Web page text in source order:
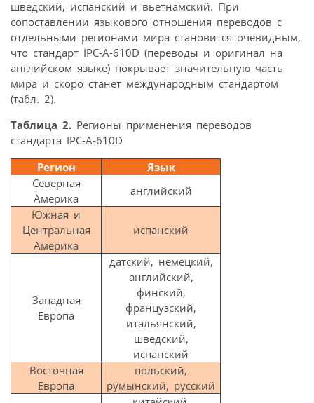
шведский, испанский и вьетнамский. При
сопоставлении языкового отношения переводов с
отдельными регионами мира становится очевидным,
что стандарт IPC-A-610D (переводы и оригинал на
английском языке) покрывает значительную часть
мира и скоро станет международным стандартом
(табл. 2).
Таблица 2. Регионы применения переводов
стандарта IPC-A-610D
Регион
Язык
Северная
Америка
английский
Южная и
Центральная
Америка
испанский
Западная
Европа
датский, немецкий,
английский,
финский,
французский,
итальянский,
шведский,
испанский
Восточная
Европа
польский,
румынский, русский